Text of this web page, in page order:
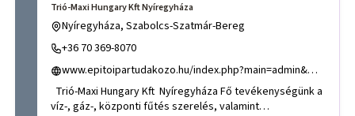
Trió-Maxi Hungary Kft Nyíregyháza
Nyíregyháza, Szabolcs-Szatmár-Bereg
+36 70 369-8070
www.epitoipartudakozo.hu/index.php?main=admin&mid=1223
Trió-Maxi Hungary Kft Nyíregyháza Fő tevékenységünk a
víz-, gáz-, központi fűtés szerelés, valamint